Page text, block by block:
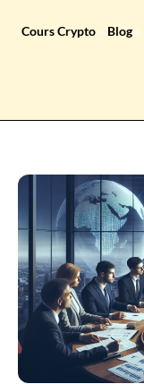
Cours Crypto» Blog»